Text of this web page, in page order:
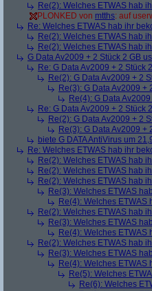
Re(2): Welches ETWAS hab
PLONKED von mtths: auf
Re: Welches ETWAS hab ihr
Re(2): Welches ETWAS hab
Re(2): Welches ETWAS hab
G Data Av2009 + 2 Stück 2 GB
Re: G Data Av2009 + 2 Stück
Re(2): G Data Av2009 + 2
Re(3): G Data Av2009 +
Re(4): G Data
Re: G Data Av2009 + 2 Stück
Re(2): G Data Av2009 + 2
Re(3): G Data Av2009 +
biete G DATA AntiVirus um
Re: Welches ETWAS hab ihr
Re(2): Welches ETWAS hab
Re(2): Welches ETWAS hab
Re(2): Welches ETWAS hab
Re(3): Welches ETWAS
Re(4): Welches ETWAS
Re(2): Welches ETWAS hab
Re(3): Welches ETWAS
Re(4): Welches ETWAS
Re(2): Welches ETWAS hab
Re(3): Welches ETWAS
Re(4): Welches ETWAS
Re(5): Welches
Re(6): Welches